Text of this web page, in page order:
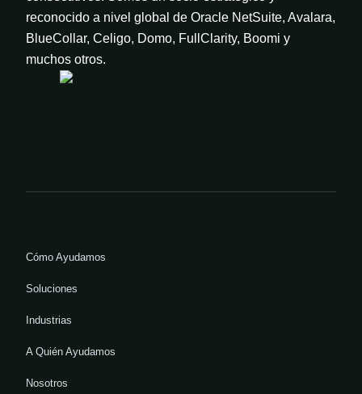
reconocido a nivel global de Oracle NetSuite, Avalara,
BlueCollar, Celigo, Domo, FullClarity, Boomi y
muchos otros.
Cómo Ayudamos
Soluciones
Industrias
A Quién Ayudamos
Nosotros